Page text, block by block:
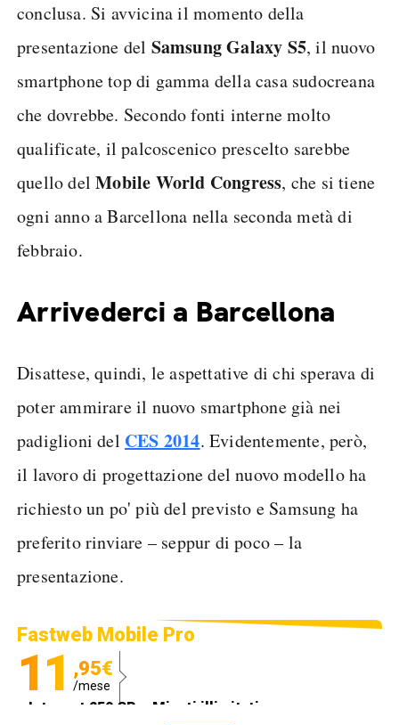
conclusa. Si avvicina il momento della
presentazione del Samsung Galaxy S5, il nuovo
smartphone top di gamma della casa sudocreana
che dovrebbe. Secondo fonti interne molto
qualificate, il palcoscenico prescelto sarebbe
quello delMobile World Congress, che si tiene
ogni anno a Barcellona nella seconda metà di
febbraio.
Arrivederci a Barcellona
Disattese, quindi, le aspettative di chi sperava di
poter ammirare il nuovo smartphone già nei
padiglioni del CES 2014. Evidentemente, però,
il lavoro di progettazione del nuovo modello ha
richiesto un po' più del previsto e Samsung ha
preferito rinviare – seppur di poco – la
presentazione.
Fastweb Mobile Pro
11 ,95€
/mese
Internet 250 GB e Minuti illimitati